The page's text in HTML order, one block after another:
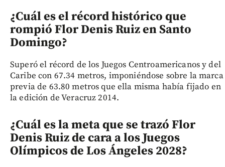
¿Cuál es el récord histórico que
rompió Flor Denis Ruiz en Santo
Domingo?
Superó el récord de los Juegos Centroamericanos y del
Caribe con 67.34 metros, imponiéndose sobre la marca
previa de 63.80 metros que ella misma había fijado en
la edición de Veracruz 2014.
¿Cuál es la meta que se trazó Flor
Denis Ruiz de cara a los Juegos
Olímpicos de Los Ángeles 2028?